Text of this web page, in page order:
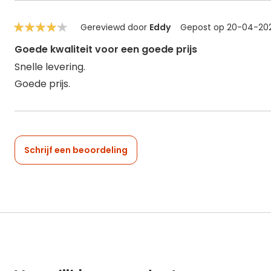
Gereviewd door Eddy Gepost op 20-04-
Goede kwaliteit voor een goede prijs
Snelle levering.
Goede prijs.
Schrijf een beoordeling